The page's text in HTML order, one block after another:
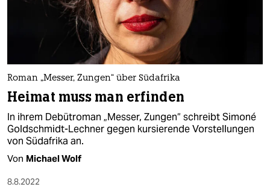
Roman „Messer, Zungen“ über Südafrika
Heimat muss man erfinden
In ihrem Debütroman „Messer, Zungen“ schreibt Simoné
Goldschmidt-Lechner gegen kursierende Vorstellungen
von Südafrika an.
Von Michael Wolf
8.8.2022